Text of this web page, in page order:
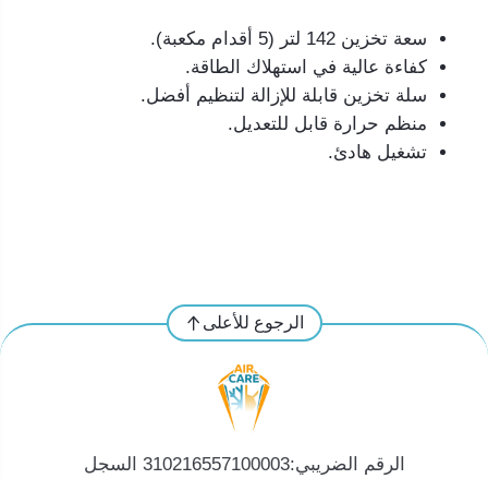
سعة تخزين 142 لتر (5 أقدام مكعبة).
كفاءة عالية في استهلاك الطاقة.
سلة تخزين قابلة للإزالة لتنظيم أفضل.
منظم حرارة قابل للتعديل.
تشغيل هادئ.
الرجوع للأعلى
الرقم الضريبي:310216557100003 السجل